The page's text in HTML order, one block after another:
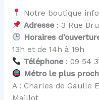
Notre boutique
Adresse: 3 Rue
Horaires
13h et de 14h à 19h
Téléphone: 09 54
Métro le plus
A : Charles de Gaulle
Maillot